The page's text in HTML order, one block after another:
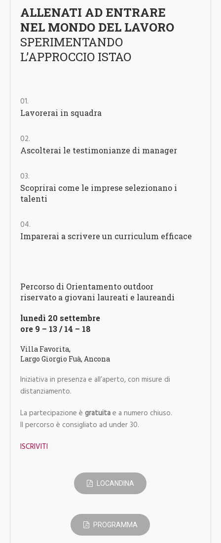
ALLENATI AD ENTRARE
NEL MONDO DEL LAVORO
SPERIMENTANDO
L’APPROCCIO ISTAO
Lavorerai in squadra
Ascolterai le testimonianze di manager
Scoprirai come le imprese selezionano i
talenti
Imparerai a scrivere un curriculum efficace
Percorso di Orientamento outdoor
riservato a giovani laureati e laureandi
lunedì 20 settembre
ore 9 – 13 / 14 – 18
Villa Favorita,
Largo Giorgio Fuà, Ancona
Iniziativa in presenza e all’aperto, con misure di
distanziamento.
La partecipazione è gratuitae a numero chiuso.
Il percorso è consigliato ad under 30.
ISCRIVITI
LOCANDINA
PROGRAMMA